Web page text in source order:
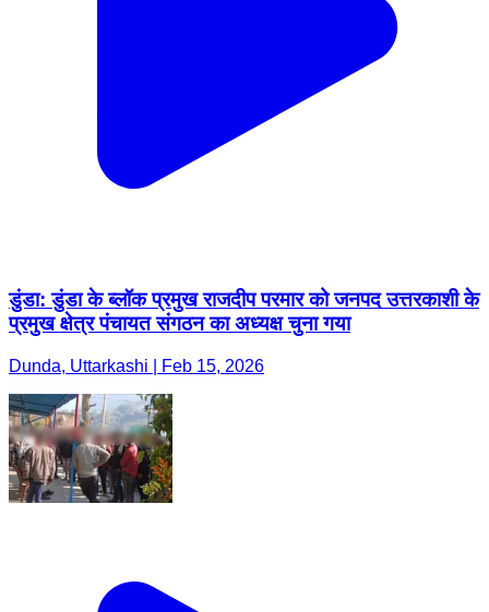
डुंडा: डुंडा के ब्लॉक प्रमुख राजदीप परमार को जनपद उत्तरकाशी के
प्रमुख क्षेत्र पंचायत संगठन का अध्यक्ष चुना गया
Dunda, Uttarkashi | Feb 15, 2026